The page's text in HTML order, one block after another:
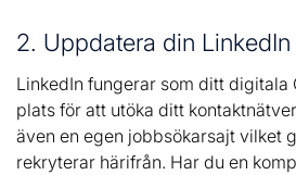
2. Uppdatera din LinkedIn
LinkedIn fungerar som ditt digitala
plats för att utöka ditt
även en egen jobbsökarsajt vilket
rekryterar härifrån. Har du en